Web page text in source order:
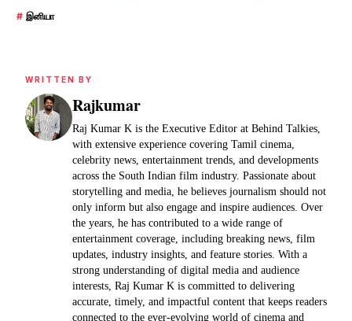
# இனியா
WRITTEN BY
Rajkumar
Raj Kumar K is the Executive Editor at Behind Talkies,
with extensive experience covering Tamil cinema,
celebrity news, entertainment trends, and developments
across the South Indian film industry. Passionate about
storytelling and media, he believes journalism should not
only inform but also engage and inspire audiences. Over
the years, he has contributed to a wide range of
entertainment coverage, including breaking news, film
updates, industry insights, and feature stories. With a
strong understanding of digital media and audience
interests, Raj Kumar K is committed to delivering
accurate, timely, and impactful content that keeps readers
connected to the ever-evolving world of cinema and